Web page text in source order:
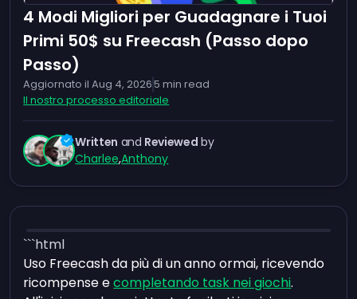
4 Modi Migliori per Guadagnare i Tuoi
Primi 50$ su Freecash (Passo dopo
Passo)
Aggiornato il Aug 4, 20265 min read
Il nostro processo editoriale
Written and Reviewed by
Charlee,Anthony
```html
Uso Freecash da più di un anno ormai, ricevendo
ricompense ecompletando task nei giochi.